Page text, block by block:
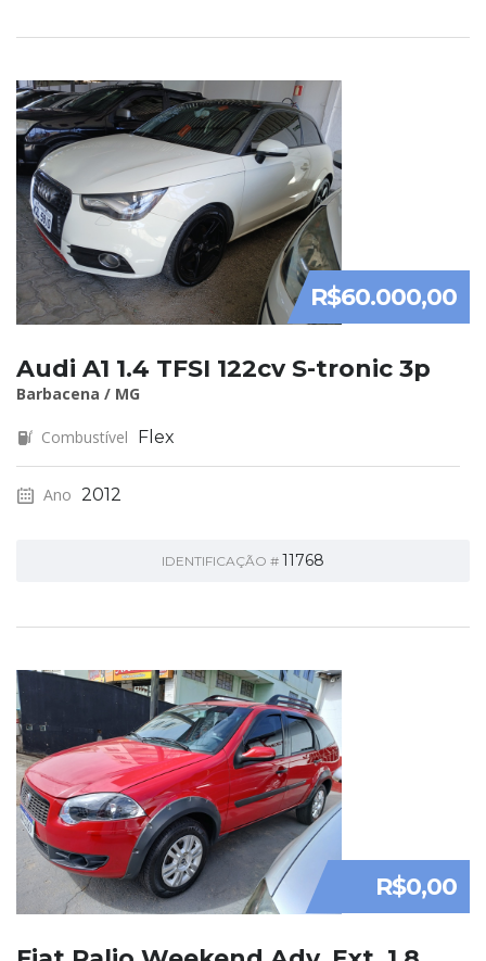
R$60.000,00
Audi A1 1.4 TFSI 122cv S-tronic 3p
Barbacena / MG
Combustível Flex
Ano 2012
IDENTIFICAÇÃO # 11768
R$0,00